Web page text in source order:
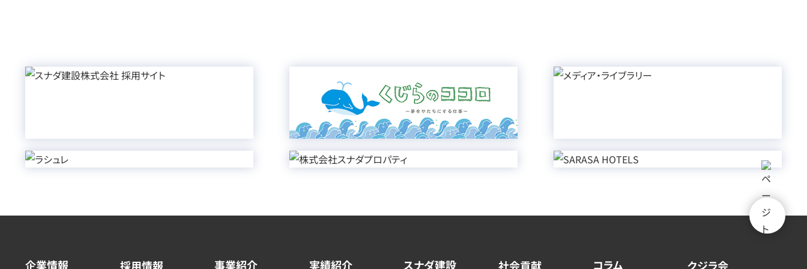
企業情報 採用情報 事業紹介 実績紹介 スナダ建設 社会貢献 コラム クジラ会